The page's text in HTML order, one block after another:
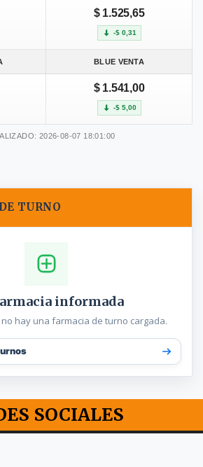
$ 1.525,65
-$ 0,31
BLUE VENTA
$ 1.541,00
-$ 5,00
2026-08-07 18:01:00
TURNO
informada
hay una farmacia de turno cargada.
SOCIALES